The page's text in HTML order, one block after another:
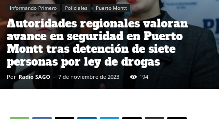
Informando Primero Policiales Puerto Montt
Autoridades regionales valoran
avance en seguridad en Puerto
Montt tras detención de siete
personas por ley de drogas
Por Radio SAGO - 7 de noviembre de 2023 194